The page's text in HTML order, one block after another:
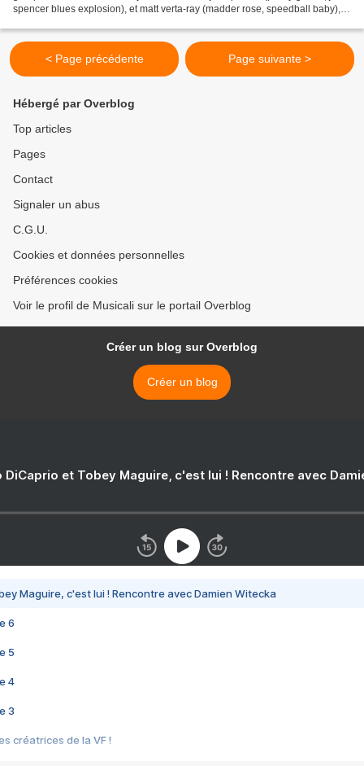
spencer blues explosion), et matt verta-ray (madder rose, speedball baby), la
< Page précédente Page suivante >
Hébergé par Overblog
Top articles
Pages
Contact
Signaler un abus
C.G.U.
Cookies et données personnelles
Préférences cookies
Voir le profil de Musicali sur le portail Overblog
Créer un blog sur Overblog
Créer un blog
DiCaprio et Tobey Maguire, c'est lui ! Rencontre avec
Maguire, c'est lui ! Rencontre avec Damien Witecka
6
5
4
3
créatrices de la VF !